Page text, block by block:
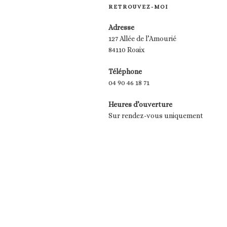
RETROUVEZ-MOI
Adresse
127 Allée de l’Amourié
84110 Roaix
Téléphone
04 90 46 18 71
Heures d’ouverture
Sur rendez-vous uniquement